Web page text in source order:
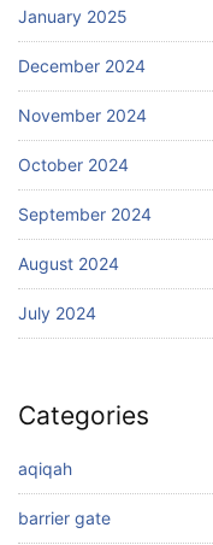
January 2025
December 2024
November 2024
October 2024
September 2024
August 2024
July 2024
Categories
aqiqah
barrier gate